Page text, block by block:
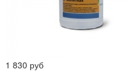
1 830 руб